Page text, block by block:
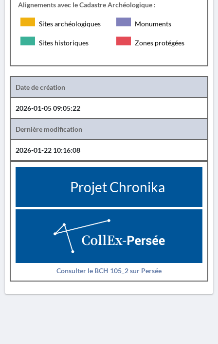
Alignements avec le Cadastre Archéologique :
Sites archéologiques Monuments
Sites historiques Zones protégées
Date de création
2026-01-05 09:05:22
Dernière modification
2026-01-22 10:16:08
Projet Chronika
Consulter le BCH 105_2 sur Persée